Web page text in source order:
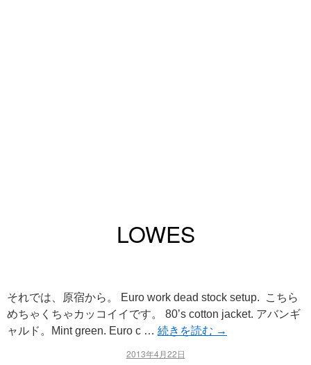
LOWES
それでは、原宿から。 Euro work dead stock setup. こちら
めちゃくちゃカッコイイです。 80’s cotton jacket. アバンギ
ャルド。Mint green. Euro c … 続きを読む →
2013年4月22日